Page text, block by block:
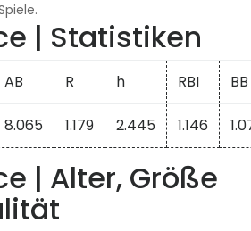
| Statistiken
AB R h RBI BB
8.065 1.179 2.445 1.146
| Alter, Größe